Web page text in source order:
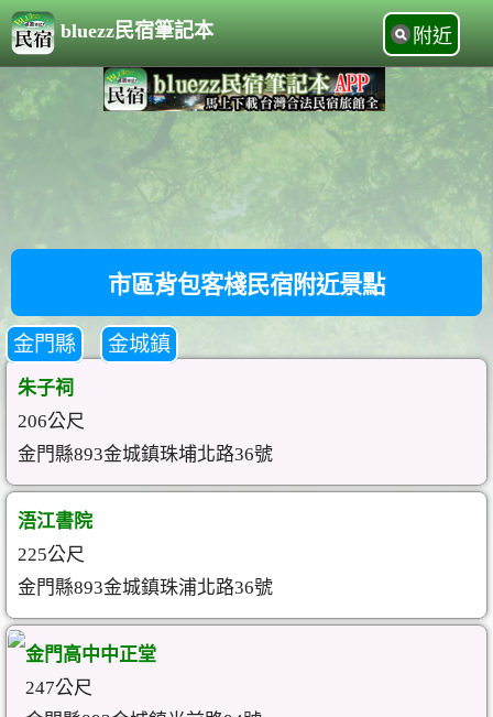
bluezz民宿筆記本 附近
市區背包客棧民宿附近景點
金門縣 金城鎮
朱子祠
206公尺
金門縣893金城鎮珠埔北路36號
浯江書院
225公尺
金門縣893金城鎮珠浦北路36號
金門高中中正堂
247公尺